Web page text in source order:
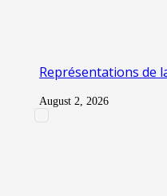
Représentations de
August 2, 2026